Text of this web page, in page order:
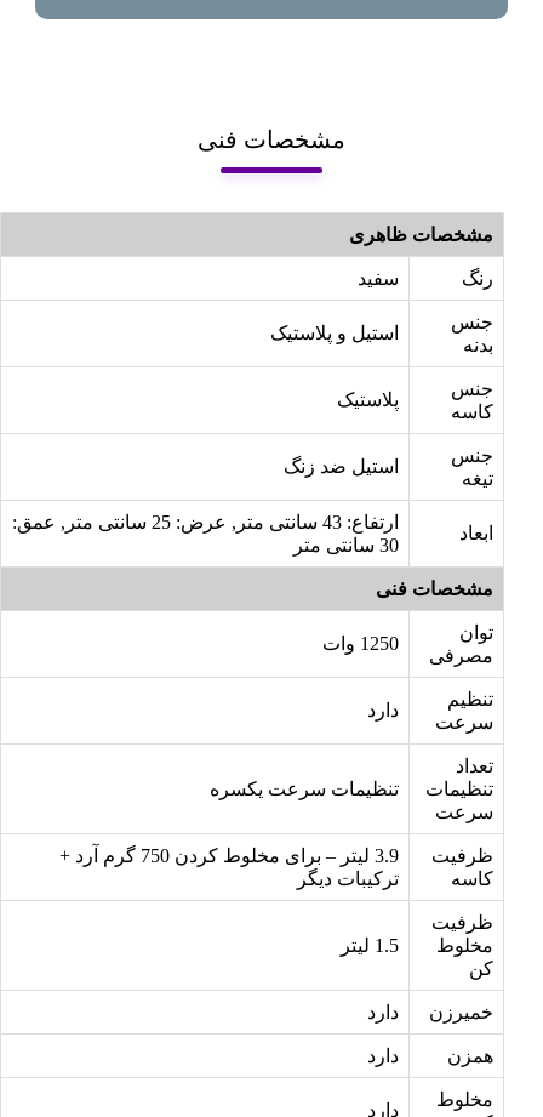
مشخصات فنی
مشخصات ظاهری
رنگ سفید
جنس
بدنه
استیل و پلاستیک
جنس
کاسه
پلاستیک
جنس
تیغه
استیل ضد زنگ
ابعاد
ارتفاع: 43 سانتی متر, عرض: 25 سانتی متر, عمق:
30 سانتی متر
مشخصات فنی
توان
مصرفی
1250 وات
تنظیم
سرعت
دارد
تعداد
تنظیمات
سرعت
تنظیمات سرعت یکسره
ظرفیت
کاسه
3.9 لیتر – برای مخلوط کردن 750 گرم آرد +
ترکیبات دیگر
ظرفیت
مخلوط
کن
1.5 لیتر
خمیرزن دارد
همزن دارد
مخلوط‌
دارد